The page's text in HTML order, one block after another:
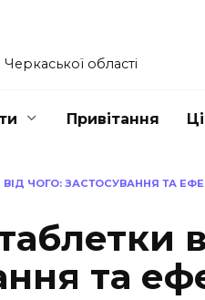
області
Привітання
ЧОГО: ЗАСТОСУВАННЯ ТА
та